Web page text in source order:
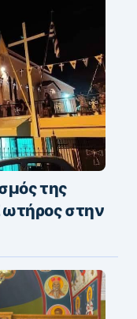
της
στην